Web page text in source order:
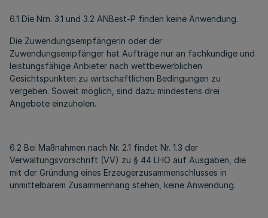
6.1 Die Nrn. 3.1 und 3.2 ANBest-P finden keine Anwendung.
Die Zuwendungsempfängerin oder der
Zuwendungsempfänger hat Aufträge nur an fachkundige und
leistungsfähige Anbieter nach wettbewerblichen
Gesichtspunkten zu wirtschaftlichen Bedingungen zu
vergeben. Soweit möglich, sind dazu mindestens drei
Angebote einzuholen.
6.2 Bei Maßnahmen nach Nr. 2.1 findet Nr. 1.3 der
Verwaltungsvorschrift (VV) zu § 44 LHO auf Ausgaben, die
mit der Gründung eines Erzeugerzusammenschlusses in
unmittelbarem Zusammenhang stehen, keine Anwendung.